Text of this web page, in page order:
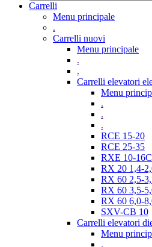
Carrelli
Menu principale
.
Carrelli nuovi
Menu principale
.
.
Carrelli elevatori
Menu
.
.
.
RCE 15-20
RCE 25-35
RXE 10-16C
RX 20 1,4-
RX 60 2,5-
RX 60 3,5-
RX 60 6,0-
SXV-CB 10
Carrelli elevatori
Menu
.